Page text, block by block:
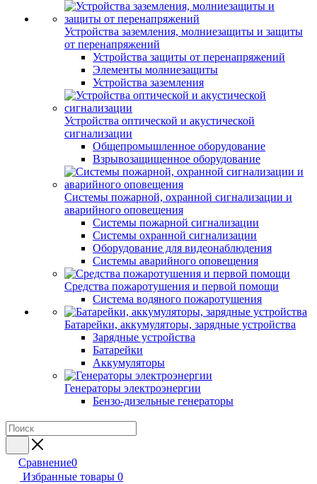
Устройства заземления, молниезащиты и защиты
от перенапряжений
Устройства защиты от перенапряжений
Элементы молниезащиты
Устройства заземления
Устройства оптической и акустической
сигнализации
Общепромышленное оборудование
Взрывозащищенное оборудование
Системы пожарной, охранной сигнализации и
аварийного оповещения
Системы пожарной сигнализации
Системы охранной сигнализации
Оборудование для видеонаблюдения
Системы аварийного оповещения
Средства пожаротушения и первой помощи
Система водяного пожаротушения
Батарейки, аккумуляторы, зарядные устройства
Зарядные устройства
Батарейки
Аккумуляторы
Генераторы электроэнергии
Бензо-дизельные генераторы
Сравнение0
Избранные товары 0